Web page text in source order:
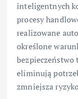
inteligentnych
procesy
realizowane
określone
eliminują
zmniejsza